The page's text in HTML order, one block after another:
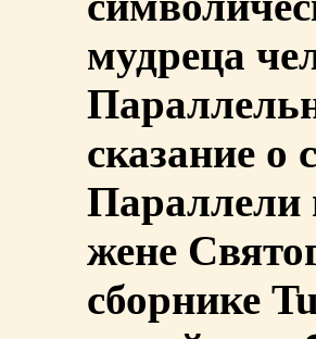
мудреца
сказание о
Параллели
жене
сборнике